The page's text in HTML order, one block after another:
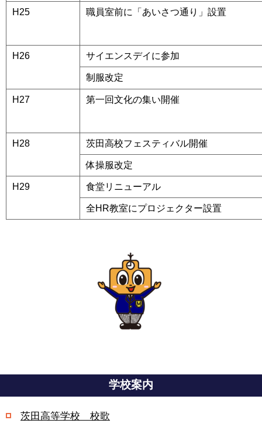
H25 職員室前に「あいさつ通り」設置
H26 サイエンスデイに参加
制服改定
H27 第一回文化の集い開催
H28 茨田高校フェスティバル開催
体操服改定
H29 食堂リニューアル
全HR教室にプロジェクター設置
学校案内
茨田高等学校 校歌